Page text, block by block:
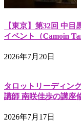
【東京】第32回 中
イベント（Camoin
2026年7月20日
タロットリーディン
講師 南咲佳歩の講座
2026年7月17日